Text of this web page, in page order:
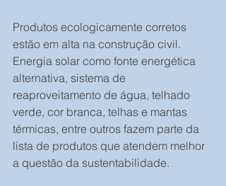
Produtos ecologicamente corretos
estão em alta na construção civil.
Energia solar como fonte energética
alternativa, sistema de
reaproveitamento de água, telhado
verde, cor branca, telhas e mantas
térmicas, entre outros fazem parte da
lista de produtos que atendem melhor
a questão da sustentabilidade.